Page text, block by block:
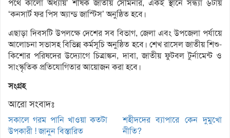
পথে কালো অধ্যায়’ শীর্ষক জাতীয় সেমিনার, একই স্থানে সন্ধ্যা ৬টায়
‘কনসার্ট ফর পিস অ্যান্ড জাস্টিস’ অনুষ্ঠিত হবে।
এছাড়া দিবসটি উপলক্ষে দেশের সব বিভাগ, জেলা এবং উপজেলা পর্যায়ে
আলোচনা সভাসহ বিভিন্ন কর্মসূচি অনুষ্ঠিত হবে। শেখ রাসেল জাতীয় শিশু-
কিশোর পরিষদের উদ্যোগে চিত্রাঙ্কন, দাবা, জাতীয় ফুটবল টুর্নামেন্ট ও
সাংস্কৃতিক প্রতিযোগিতার আয়োজন করা হবে।
সংগ্রহ
আরো সংবাদঃ
সকালে গরম পানি খাওয়া কতটা
উপকারী ! জানুন বিস্তারিত
শহীদদের ব্যাপারে কেন দুমুখো
নীতি?